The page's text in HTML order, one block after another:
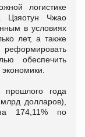
логистике
Цзяотун Чжао
в условиях
лет, а также
обеспечить
года
долларов),
174,11% по